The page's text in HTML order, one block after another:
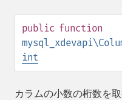
public function
int
カラムの小数の桁数を取